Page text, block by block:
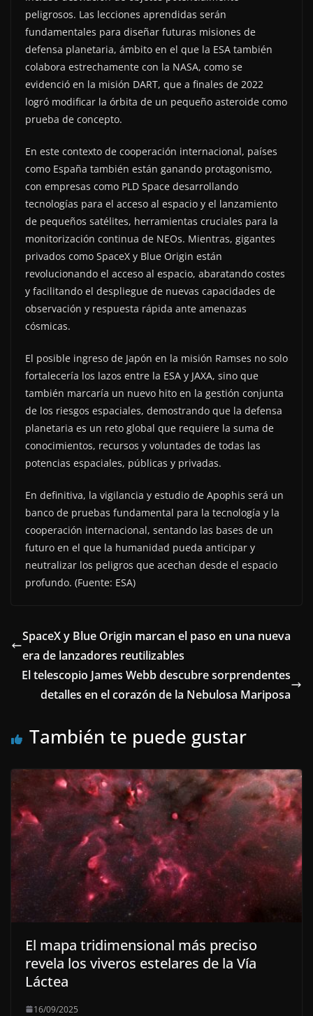
peligrosos. Las lecciones aprendidas serán
fundamentales para diseñar futuras misiones de
defensa planetaria, ámbito en el que la ESA también
colabora estrechamente con la NASA, como se
evidenció en la misión DART, que a finales de 2022
logró modificar la órbita de un pequeño asteroide como
prueba de concepto.
En este contexto de cooperación internacional, países
como España también están ganando protagonismo,
con empresas como PLD Space desarrollando
tecnologías para el acceso al espacio y el lanzamiento
de pequeños satélites, herramientas cruciales para la
monitorización continua de NEOs. Mientras, gigantes
privados como SpaceX y Blue Origin están
revolucionando el acceso al espacio, abaratando costes
y facilitando el despliegue de nuevas capacidades de
observación y respuesta rápida ante amenazas
cósmicas.
El posible ingreso de Japón en la misión Ramses no solo
fortalecería los lazos entre la ESA y JAXA, sino que
también marcaría un nuevo hito en la gestión conjunta
de los riesgos espaciales, demostrando que la defensa
planetaria es un reto global que requiere la suma de
conocimientos, recursos y voluntades de todas las
potencias espaciales, públicas y privadas.
En definitiva, la vigilancia y estudio de Apophis será un
banco de pruebas fundamental para la tecnología y la
cooperación internacional, sentando las bases de un
futuro en el que la humanidad pueda anticipar y
neutralizar los peligros que acechan desde el espacio
profundo. (Fuente: ESA)
SpaceX y Blue Origin marcan el paso en una nueva
era de lanzadores reutilizables
El telescopio James Webb descubre sorprendentes
detalles en el corazón de la Nebulosa Mariposa
También te puede gustar
El mapa tridimensional más preciso
revela los viveros estelares de la Vía
Láctea
16/09/2025